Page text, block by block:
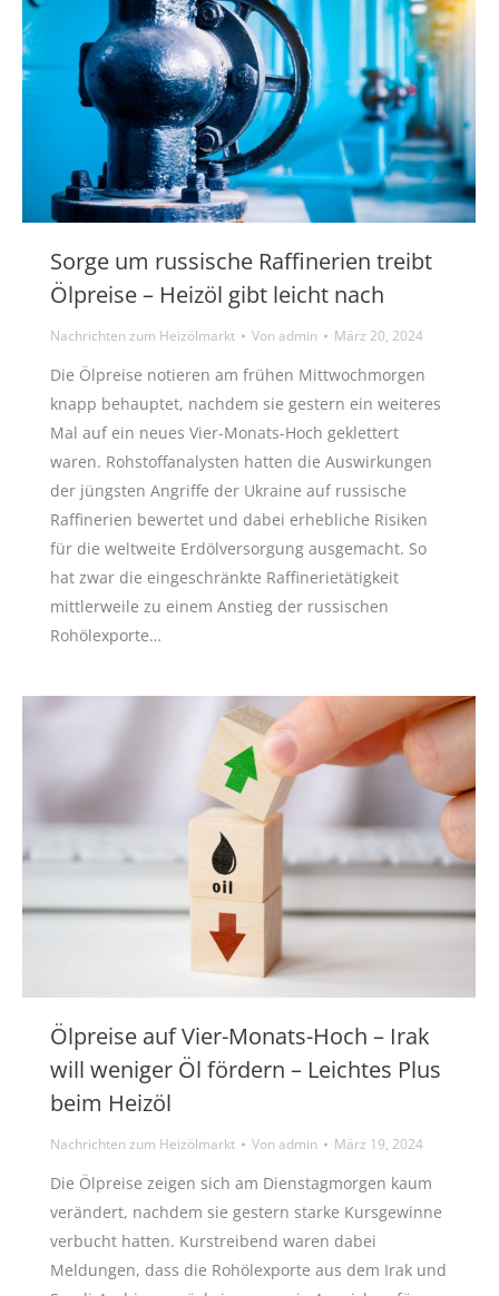
Sorge um russische Raffinerien treibt
Ölpreise – Heizöl gibt leicht nach
Nachrichten zum Heizölmarkt Vonadmin März 20, 2024
Die Ölpreise notieren am frühen Mittwochmorgen
knapp behauptet, nachdem sie gestern ein weiteres
Mal auf ein neues Vier-Monats-Hoch geklettert
waren. Rohstoffanalysten hatten die Auswirkungen
der jüngsten Angriffe der Ukraine auf russische
Raffinerien bewertet und dabei erhebliche Risiken
für die weltweite Erdölversorgung ausgemacht. So
hat zwar die eingeschränkte Raffinerietätigkeit
mittlerweile zu einem Anstieg der russischen
Rohölexporte…
Ölpreise auf Vier-Monats-Hoch – Irak
will weniger Öl fördern – Leichtes Plus
beim Heizöl
Nachrichten zum Heizölmarkt Vonadmin März 19, 2024
Die Ölpreise zeigen sich am Dienstagmorgen kaum
verändert, nachdem sie gestern starke Kursgewinne
verbucht hatten. Kurstreibend waren dabei
Meldungen, dass die Rohölexporte aus dem Irak und